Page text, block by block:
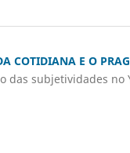
COTIDIANA E O
das subjetividades no